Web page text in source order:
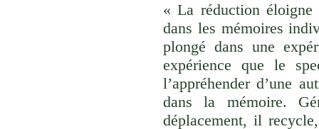
« La réduction
dans les mémoires
plongé dans une
expérience que le
l’appréhender d’une
dans la mémoire.
déplacement, il